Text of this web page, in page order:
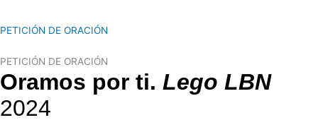
PETICIÓN DE ORACIÓN
PETICIÓN DE ORACIÓN